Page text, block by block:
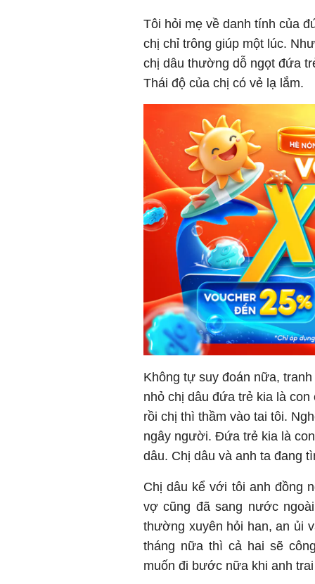
Tôi hỏi mẹ về danh tính của
chị chỉ trông giúp một lúc.
chị dâu thường dỗ ngọt đứa
Thái độ của chị có vẻ lạ lắm.
Không tự suy đoán nữa,
nhỏ chị dâu đứa trẻ kia là
rồi chị thì thầm vào tai tôi.
ngây người. Đứa trẻ kia là
dâu. Chị dâu và anh ta đang
Chị dâu kể với tôi anh đồng
vợ cũng đã sang nước
thường xuyên hỏi han, an ủi
tháng nữa thì cả hai sẽ
muốn đi bước nữa khi anh